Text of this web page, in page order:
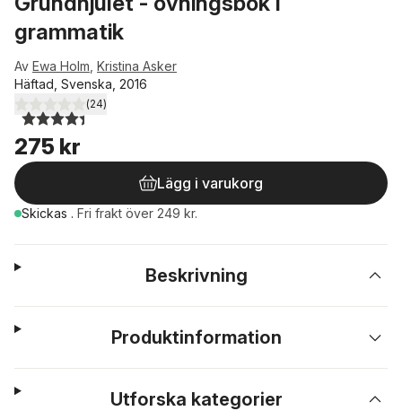
grammatik
Av Ewa Holm Kristina Asker
Häftad, Svenska, 2016
4,4utav 5 stjärnor. Totalt antal röster:
(24)
275 kr
Lägg i varukorg
Skickas . Fri frakt över 249 kr.
Beskrivning
Produktinformation
Utforska kategorier